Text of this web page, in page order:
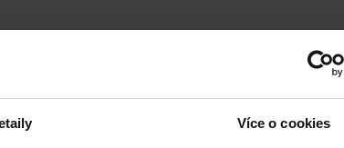
Více o cookies